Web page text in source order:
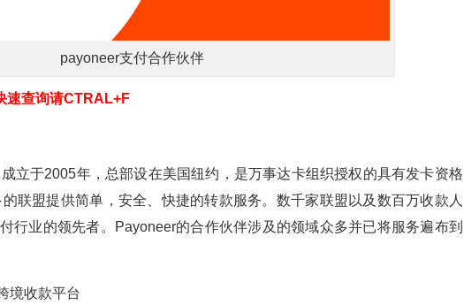
payoneer支付合作伙伴
速查询请CTRAL+F
立于2005年，总部设在美国纽约，是万事达卡组织授权的具有发卡资格
联盟提供简单，安全、快捷的转款服务。数千家联盟以及数百万收款人
行业的领先者。Payoneer的合作伙伴涉及的领域众多并已将服务遍布到
境收款平台